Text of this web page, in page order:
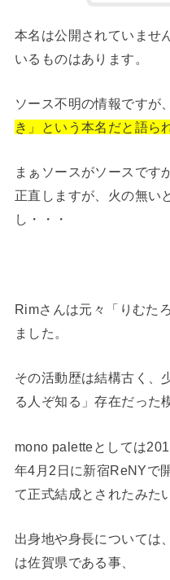
本名は公開されていませ
いるものはあります。
ソース不明の情報ですが、
き」という本名だと語ら
まぁソースがソースです
正直しますが、火の無い
し・・・
Rimさんは元々「りむた
ました。
その活動歴は結構古く、
る人ぞ知る」存在だった
mono paletteとしては
年4月2日に新宿ReNYで
て正式結成とされたみた
出身地や身長については
は佐賀県である事、